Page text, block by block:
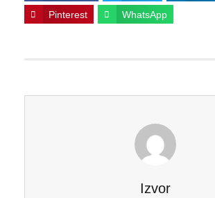
Pinterest WhatsApp
Izvor